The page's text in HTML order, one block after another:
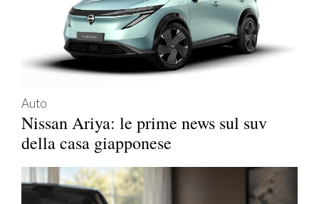
Auto
Nissan Ariya: le prime news sul suv
della casa giapponese